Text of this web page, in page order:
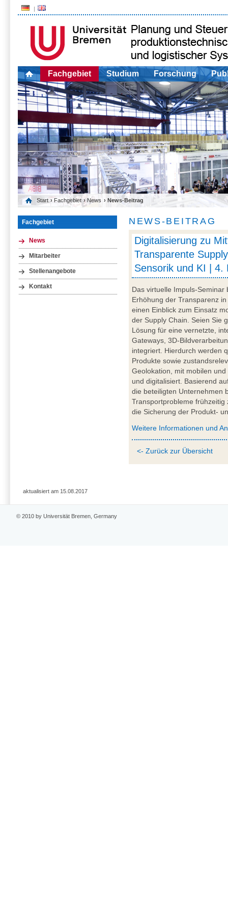
Fachgebiet Studium Forschung
Start › Fachgebiet › News › News-Beitrag
Fachgebiet
News
Mitarbeiter
Stellenangebote
Kontakt
NEWS-BEITRAG
Digitalisierung zu
Transparente
Sensorik und KI | 4.
Das virtuelle Impuls-
Erhöhung der Transparenz
einen Einblick zum Einsatz
der Supply Chain. Seien Sie
Lösung für eine vernetzte,
Gateways, 3D-
integriert. Hierdurch werden
Produkte sowie
Geolokation, mit mobilen
und digitalisiert. Basierend
die beteiligten Unternehmen
Transportprobleme
die Sicherung der Produkt-
Weitere Informationen und
<- Zurück zur Übersicht
aktualisiert am 15.08.2017
© 2010 by Universität Bremen, Germany